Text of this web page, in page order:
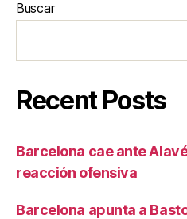
Buscar
Recent Posts
Barcelona cae ante
reacción ofensiva
Barcelona apunta a